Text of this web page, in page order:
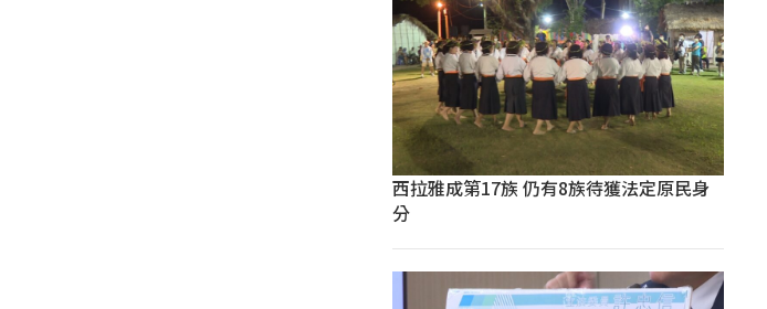
西拉雅成第17族 仍有8族待獲法定原民身
分